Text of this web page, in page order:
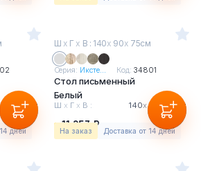
х75см
дней
Ш х Г х В : 140х 90х 75см
Серия: Иксте... Код: 34801
Стол письменный
Белый
Ш х Г х В : 140х90х75см
11 253 Р
На заказ Доставка от 14 дней